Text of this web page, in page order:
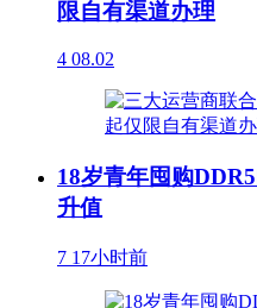
限自有渠道办理
4 08.02
18岁青年囤购
升值
7 17小时前